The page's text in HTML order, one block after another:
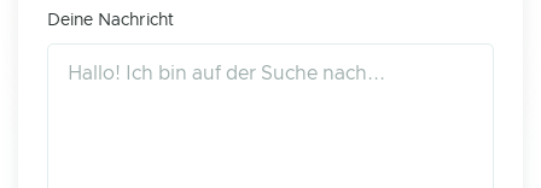
Deine Nachricht